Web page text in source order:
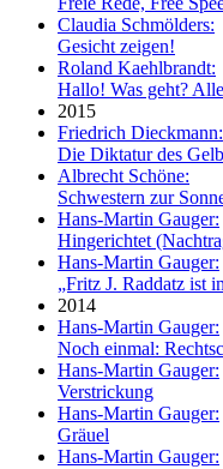
Claudia Schmölders:
Gesicht zeigen!
Roland Kaehlbrandt:
Hallo! Was geht?
2015
Friedrich Dieckmann:
Die Diktatur des
Albrecht Schöne:
Schwestern zur
Hans-Martin Gauger:
Hingerichtet
Hans-Martin Gauger:
„Fritz J. Raddatz ist
2014
Hans-Martin Gauger:
Noch einmal:
Hans-Martin Gauger:
Verstrickung
Hans-Martin Gauger:
Gräuel
Hans-Martin Gauger: